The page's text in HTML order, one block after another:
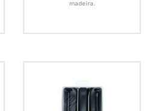
madeira.